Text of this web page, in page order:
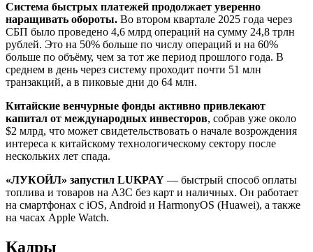
Система быстрых платежей продолжает уверенно
наращивать обороты. Во втором квартале 2025 года через
СБП было проведено 4,6 млрд операций на сумму 24,8 трлн
рублей. Это на 50% больше по числу операций и на 60%
больше по объёму, чем за тот же период прошлого года. В
среднем в день через систему проходит почти 51 млн
транзакций, а в пиковые дни до 64 млн.
Китайские венчурные фонды активно привлекают
капитал от международных инвесторов, собрав уже около
$2 млрд, что может свидетельствовать о начале возрождения
интереса к китайскому технологическому сектору после
нескольких лет спада.
«ЛУКОЙЛ» запустил LUKPAY — быстрый способ оплаты
топлива и товаров на АЗС без карт и наличных. Он работает
на смартфонах с iOS, Android и HarmonyOS (Huawei), а также
на часах Apple Watch.
Кадры